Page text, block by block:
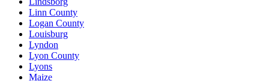
Linn County
Logan County
Louisburg
Lyndon
Lyon County
Lyons
Maize